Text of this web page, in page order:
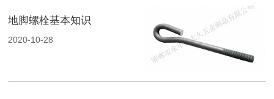
地脚螺栓基本知识
2020-10-28